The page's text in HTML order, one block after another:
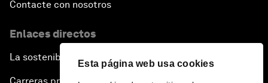
Esta página web usa cookies
Contacte con nosotros
Enlaces directos
La sostenibilidad en el Foro